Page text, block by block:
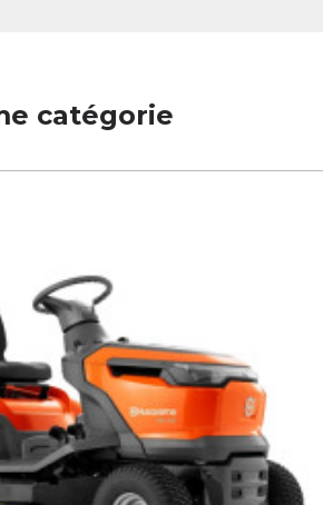
catégorie